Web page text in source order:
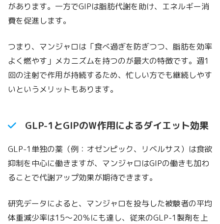
があります。一方でGIPは脂肪代謝を助け、エネルギー消
費を促進します。
つまり、マンジャロは「食べ過ぎを防ぎつつ、脂肪を効率
よく燃やす」メカニズムを持つのが最大の特徴です。週1
回の注射で作用が持続するため、忙しい方でも継続しやす
いというメリットもあります。
GLP-1とGIPのW作用によるダイエット効果
GLP-1単独の薬（例：オゼンピック、リベルサス）は食欲
抑制を中心に働きますが、マンジャロはGIPの働きも加わ
ることで代謝アップ効果が期待できます。
研究データによると、マンジャロを投与した被験者の平均
体重減少率は15〜20％にも達し、従来のGLP-1製剤を上